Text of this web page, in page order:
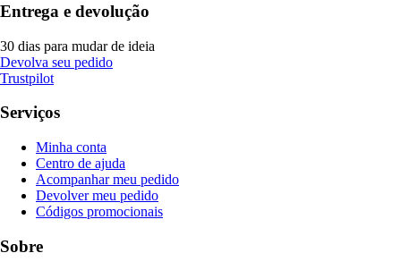
Entrega e devolução
30 dias para mudar de ideia
Devolva seu pedido
Trustpilot
Serviços
Minha conta
Centro de ajuda
Acompanhar meu pedido
Devolver meu pedido
Códigos promocionais
Sobre